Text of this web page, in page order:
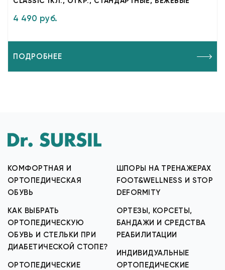
4 490 руб.
ПОДРОБНЕЕ
КОМФОРТНАЯ И
ОРТОПЕДИЧЕСКАЯ
ОБУВЬ
КАК ВЫБРАТЬ
ОРТОПЕДИЧЕСКУЮ
ОБУВЬ И СТЕЛЬКИ ПРИ
ДИАБЕТИЧЕСКОЙ СТОПЕ?
ОРТОПЕДИЧЕСКИЕ
ШПОРЫ НА ТРЕНАЖЕРАХ
FOOT&WELLNESS И STOP
DEFORMITY
ОРТЕЗЫ, КОРСЕТЫ,
БАНДАЖИ И СРЕДСТВА
РЕАБИЛИТАЦИИ
ИНДИВИДУАЛЬНЫЕ
ОРТОПЕДИЧЕСКИЕ